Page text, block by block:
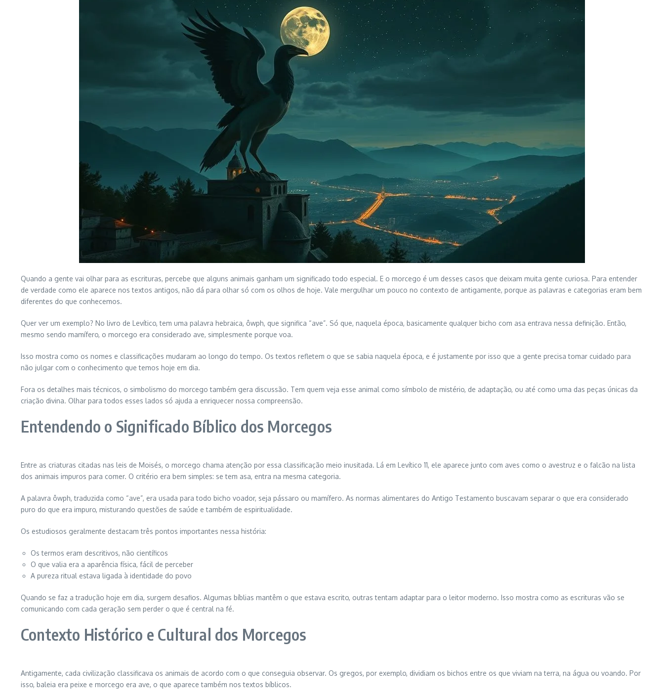
Quando a gente vai olhar para as escrituras, percebe que alguns animais ganham um significado todo especial. E o morcego é um desses casos que deixam muita gente curiosa. Para entender
de verdade como ele aparece nos textos antigos, não dá para olhar só com os olhos de hoje. Vale mergulhar um pouco no contexto de antigamente, porque as palavras e categorias eram bem
diferentes do que conhecemos.
Quer ver um exemplo? No livro de Levítico, tem uma palavra hebraica, ôwph, que significa “ave”. Só que, naquela época, basicamente qualquer bicho com asa entrava nessa definição. Então,
mesmo sendo mamífero, o morcego era considerado ave, simplesmente porque voa.
Isso mostra como os nomes e classificações mudaram ao longo do tempo. Os textos refletem o que se sabia naquela época, e é justamente por isso que a gente precisa tomar cuidado para
não julgar com o conhecimento que temos hoje em dia.
Fora os detalhes mais técnicos, o simbolismo do morcego também gera discussão. Tem quem veja esse animal como símbolo de mistério, de adaptação, ou até como uma das peças únicas da
criação divina. Olhar para todos esses lados só ajuda a enriquecer nossa compreensão.
Entendendo o Significado Bíblico dos Morcegos
Entre as criaturas citadas nas leis de Moisés, o morcego chama atenção por essa classificação meio inusitada. Lá em Levítico 11, ele aparece junto com aves como o avestruz e o falcão na lista
dos animais impuros para comer. O critério era bem simples: se tem asa, entra na mesma categoria.
A palavra ôwph, traduzida como “ave”, era usada para todo bicho voador, seja pássaro ou mamífero. As normas alimentares do Antigo Testamento buscavam separar o que era considerado
puro do que era impuro, misturando questões de saúde e também de espiritualidade.
Os estudiosos geralmente destacam três pontos importantes nessa história:
Os termos eram descritivos, não científicos
O que valia era a aparência física, fácil de perceber
A pureza ritual estava ligada à identidade do povo
Quando se faz a tradução hoje em dia, surgem desafios. Algumas bíblias mantêm o que estava escrito, outras tentam adaptar para o leitor moderno. Isso mostra como as escrituras vão se
comunicando com cada geração sem perder o que é central na fé.
Contexto Histórico e Cultural dos Morcegos
Antigamente, cada civilização classificava os animais de acordo com o que conseguia observar. Os gregos, por exemplo, dividiam os bichos entre os que viviam na terra, na água ou voando. Por
isso, baleia era peixe e morcego era ave, o que aparece também nos textos bíblicos.